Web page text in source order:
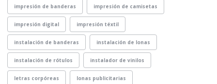
impresión de banderas impresión de camisetas
impresión digital impresión téxtil
instalación de banderas instalación de lonas
instalación de rótulos instalador de vinilos
letras corpóreas lonas publicitarias